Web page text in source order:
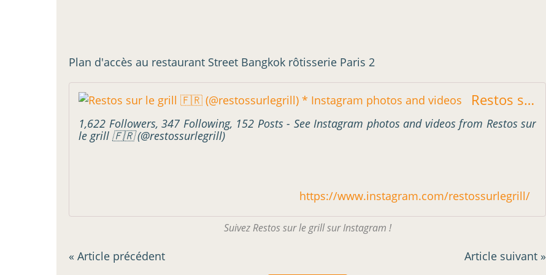
Plan d'accès au restaurant Street Bangkok rôtisserie Paris 2
Restos sur le grill 🇫🇷 (@restossurlegrill) * Instagram photos and videos
1,622 Followers, 347 Following, 152 Posts - See Instagram photos and videos from Restos sur
le grill 🇫🇷 (@restossurlegrill)
https://www.instagram.com/restossurlegrill/
Suivez Restos sur le grill sur Instagram !
« Article précédent Article suivant »